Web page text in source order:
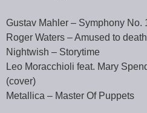
Gustav Mahler – Symphony No.
Roger Waters – Amused to death
Nightwish – Storytime
Leo Moracchioli feat. Mary
(cover)
Metallica – Master Of Puppets